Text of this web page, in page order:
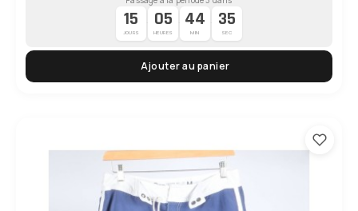
15
JOURS
05
HEURES
44
MIN
34
SEC
Ajouter au panier